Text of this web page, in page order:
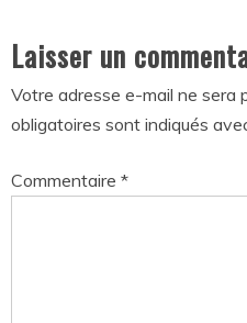
Laisser un
Votre adresse e-mail ne sera
obligatoires sont indiqués
Commentaire *